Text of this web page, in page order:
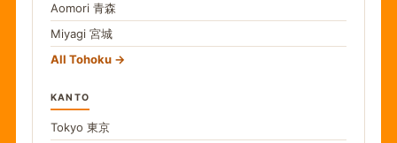
Aomori 青森
Miyagi 宮城
All Tohoku
KANTO
Tokyo 東京